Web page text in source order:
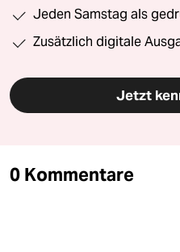
Jeden Samstag als
Zusätzlich digitale
Jetzt
0 Kommentare